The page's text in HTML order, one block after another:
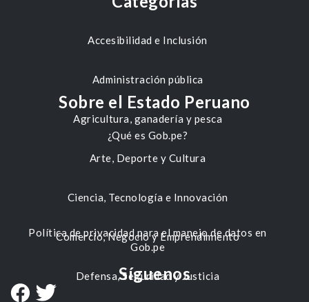
Accesibilidad e Inclusión
Administración pública
Agricultura, ganadería y pesca
Arte, Deporte y Cultura
Ciencia, Tecnología e Innovación
Comercio, Negocio y Emprendimiento
Defensa, Seguridad y Justicia
Sobre el Estado Peruano
¿Qué es Gob.pe?
Política de privacidad para el manejo de datos en
Gob.pe
Síguenos